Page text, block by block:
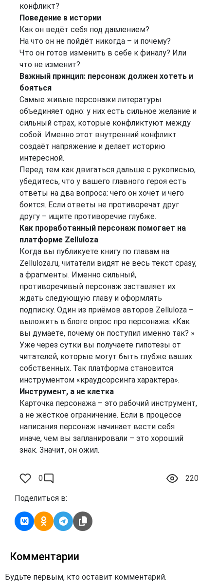
конфликт?
Поведение в истории
Как он ведёт себя под давлением?
На что он не пойдёт никогда – и почему?
Что он готов изменить в себе к финалу? Или
что не изменит?
Важный принцип: персонаж должен хотеть и
бояться
Самые живые персонажи литературы
объединяет одно: у них есть сильное желание и
сильный страх, которые конфликтуют между
собой. Именно этот внутренний конфликт
создаёт напряжение и делает историю
интересной.
Перед тем как двигаться дальше с рукописью,
убедитесь, что у вашего главного героя есть
ответы на два вопроса: чего он хочет и чего
боится. Если ответы не противоречат друг
другу – ищите противоречие глубже.
Как проработанный персонаж помогает на
платформе Zelluloza
Когда вы публикуете книгу по главам на
Zelluloza.ru, читатели видят не весь текст сразу,
а фрагменты. Именно сильный,
противоречивый персонаж заставляет их
ждать следующую главу и оформлять
подписку. Один из приёмов авторов Zelluloza –
выложить в блоге опрос про персонажа: «Как
вы думаете, почему он поступил именно так? »
Уже через сутки вы получаете гипотезы от
читателей, которые могут быть глубже ваших
собственных. Так платформа становится
инструментом «краудсорсинга характера».
Инструмент, а не клетка
Карточка персонажа – это рабочий инструмент,
а не жёсткое ограничение. Если в процессе
написания персонаж начинает вести себя
иначе, чем вы запланировали – это хороший
знак. Значит, он ожил.
0 220
Поделиться в:
Комментарии
Будьте первым, кто оставит комментарий.